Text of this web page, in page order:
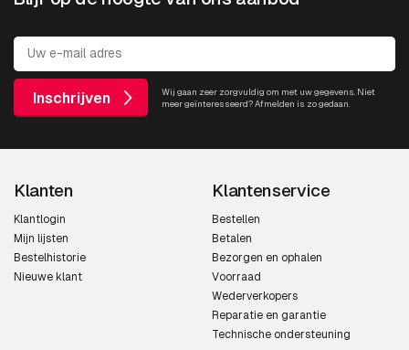
Inschrijven
Wij gaan zeer zorgvuldig om met uw gegevens. Niet
meer geïnteresseerd? Afmelden is zo gedaan.
Klanten
Klantlogin
Mijn lijsten
Bestelhistorie
Nieuwe klant
Klantenservice
Bestellen
Betalen
Bezorgen en ophalen
Voorraad
Wederverkopers
Reparatie en garantie
Technische ondersteuning